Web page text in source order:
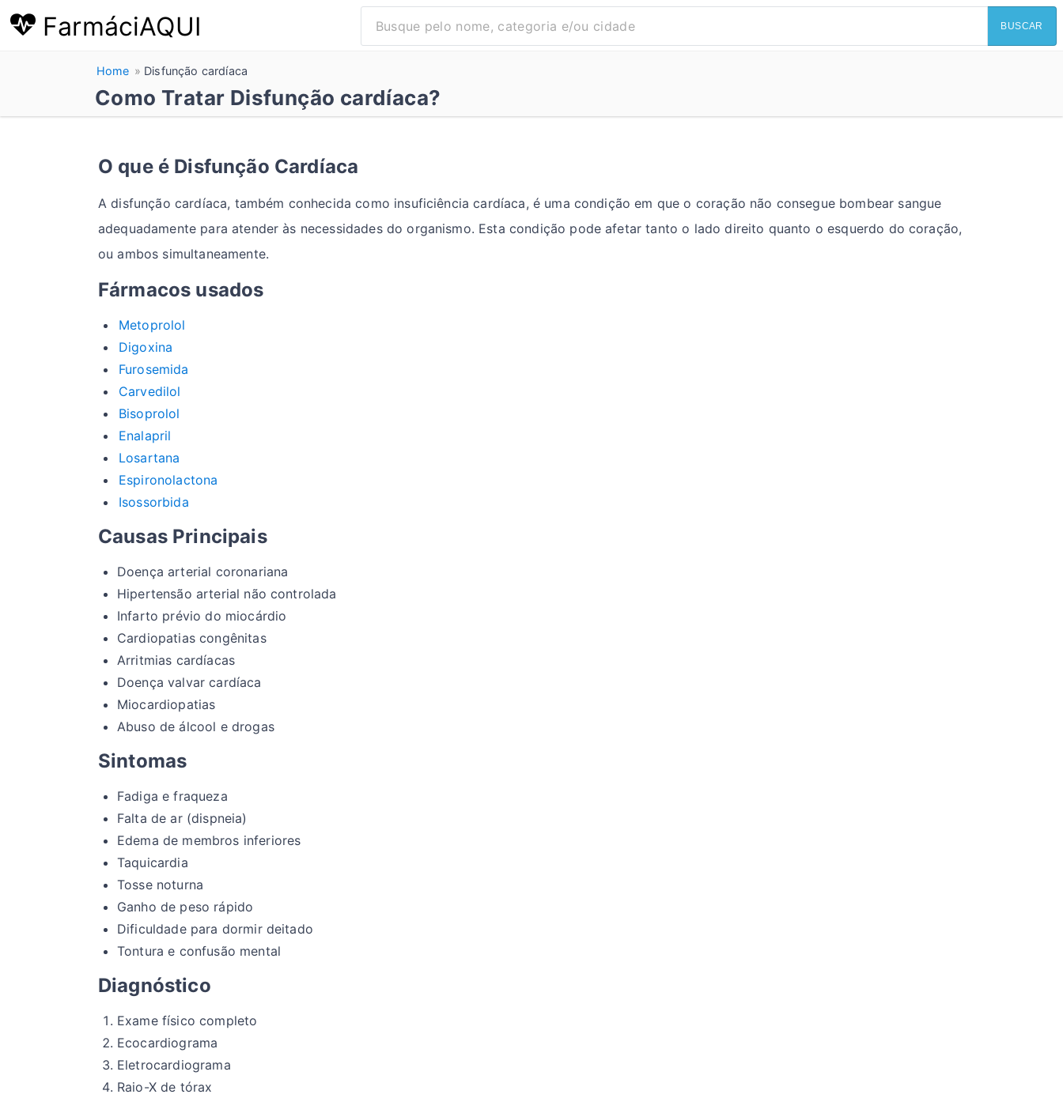
FarmáciAQUI BUSCAR
Home Disfunção cardíaca
Como Tratar Disfunção cardíaca?
O que é Disfunção Cardíaca
A disfunção cardíaca, também conhecida como insuficiência cardíaca, é uma condição em que o coração não consegue bombear sangue
adequadamente para atender às necessidades do organismo. Esta condição pode afetar tanto o lado direito quanto o esquerdo do coração,
ou ambos simultaneamente.
Fármacos usados
Metoprolol
Digoxina
Furosemida
Carvedilol
Bisoprolol
Enalapril
Losartana
Espironolactona
Isossorbida
Causas Principais
Doença arterial coronariana
Hipertensão arterial não controlada
Infarto prévio do miocárdio
Cardiopatias congênitas
Arritmias cardíacas
Doença valvar cardíaca
Miocardiopatias
Abuso de álcool e drogas
Sintomas
Fadiga e fraqueza
Falta de ar (dispneia)
Edema de membros inferiores
Taquicardia
Tosse noturna
Ganho de peso rápido
Dificuldade para dormir deitado
Tontura e confusão mental
Diagnóstico
Exame físico completo
Ecocardiograma
Eletrocardiograma
Raio-X de tórax